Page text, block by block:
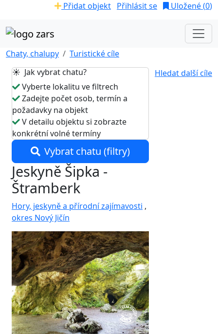
Přidat objekt Přihlásit se Uložené (0)
Chaty, chalupy
Turistické cíle
Hledat další cíle
☀️ Jak vybrat chatu?
Vyberte lokalitu ve filtrech
Zadejte počet osob, termín a
požadavky na objekt
V detailu objektu si zobrazte
konkrétní volné termíny
Vybrat chatu (filtry)
Jeskyně Šipka -
Štramberk
Hory, jeskyně a přírodní zajímavosti ,
okres Nový Jičín